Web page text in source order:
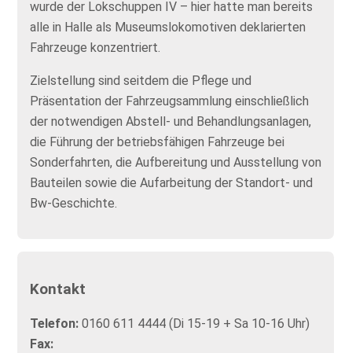
wurde der Lokschuppen IV – hier hatte man bereits
alle in Halle als Museumslokomotiven deklarierten
Fahrzeuge konzentriert.
Zielstellung sind seitdem die Pflege und
Präsentation der Fahrzeugsammlung einschließlich
der notwendigen Abstell- und Behandlungsanlagen,
die Führung der betriebsfähigen Fahrzeuge bei
Sonderfahrten, die Aufbereitung und Ausstellung von
Bauteilen sowie die Aufarbeitung der Standort- und
Bw-Geschichte.
Kontakt
Telefon: 0160 611 4444 (Di 15-19 + Sa 10-16 Uhr)
Fax: